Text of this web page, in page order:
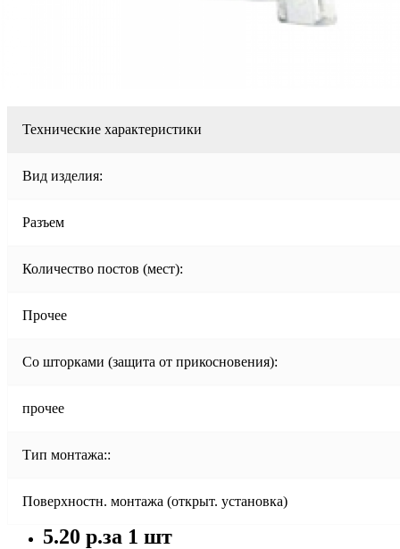
Технические характеристики
Вид изделия:
Разъем
Количество постов (мест):
Прочее
Со шторками (защита от прикосновения):
прочее
Тип монтажа::
Поверхностн. монтажа (открыт. установка)
5.20 р.за 1 шт